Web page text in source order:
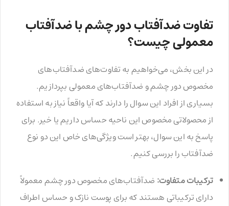
تفاوت ضدآفتاب دور چشم با ضدآفتاب
معمولی چیست؟
در این بخش، می‌خواهیم به تفاوت‌های ضدآفتاب‌های
مخصوص دور چشم و ضدآفتاب‌های معمولی بپردازیم.
بسیاری از افراد این سوال را دارند که آیا واقعاً نیاز به استفاده
از محصولاتی مخصوص این ناحیه حساس داریم یا خیر. برای
پاسخ به این سوال، بهتر است ویژگی‌های خاص این دو نوع
ضدآفتاب را بررسی کنیم.
ترکیبات متفاوت: ضدآفتاب‌های مخصوص دور چشم معمولاً
دارای ترکیباتی هستند که برای پوست نازک و حساس اطراف